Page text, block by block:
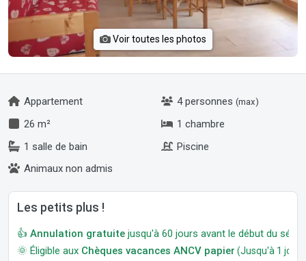
Voir toutes les photos
Appartement 4 personnes (max)
26 m²
1 chambre
1 salle de bain
Piscine
Animaux non admis
Les petits plus !
👍 Annulation gratuite jusqu'à 60 jours avant le début du
🌞 Éligible aux Chèques vacances ANCV papier (Jusqu'à 1 jour